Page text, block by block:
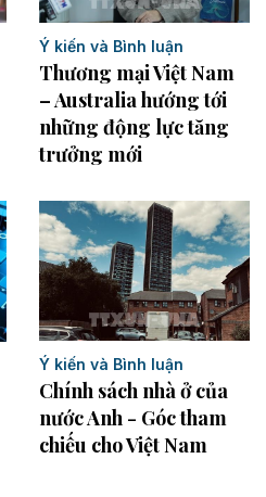
Ý kiến và Bình luận
Thương mại Việt Nam
– Australia hướng tới
những động lực tăng
trưởng mới
Ý kiến và Bình luận
Chính sách nhà ở của
nước Anh - Góc tham
chiếu cho Việt Nam